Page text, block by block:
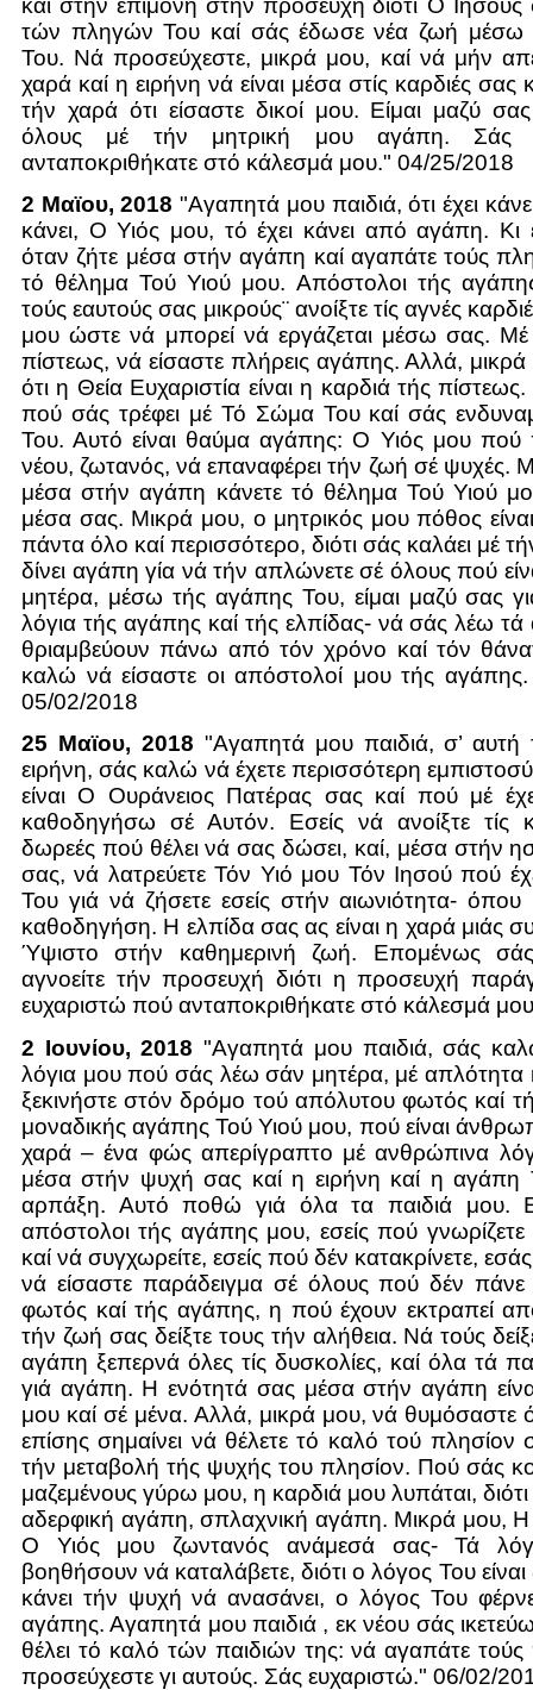
τών πληγών Του καί σάς έδωσε νέα ζωή μέσω
Του. Νά προσεύχεστε, μικρά μου, καί νά μήν
χαρά καί η ειρήνη νά είναι μέσα στίς καρδιές
τήν χαρά ότι είσαστε δικοί μου. Είμαι μαζύ
όλους μέ τήν μητρική μου αγάπη. Σάς
ανταποκριθήκατε στό κάλεσμά μου." 04/25/2018
2 Μαϊου, 2018 "Αγαπητά μου παιδιά, ότι έχει
κάνει, Ο Υιός μου, τό έχει κάνει από αγάπη. Κι
όταν ζήτε μέσα στήν αγάπη καί αγαπάτε τούς
τό θέλημα Τού Υιού μου. Απόστολοι τής
τούς εαυτούς σας μικρούς¨ ανοίξτε τίς αγνές
μου ώστε νά μπορεί νά εργάζεται μέσω σας. Μέ
πίστεως, νά είσαστε πλήρεις αγάπης. Αλλά,
ότι η Θεία Ευχαριστία είναι η καρδιά τής
πού σάς τρέφει μέ Τό Σώμα Του καί σάς
Του. Αυτό είναι θαύμα αγάπης: Ο Υιός μου πού
νέου, ζωτανός, νά επαναφέρει τήν ζωή σέ ψυχές.
μέσα στήν αγάπη κάνετε τό θέλημα Τού Υιού
μέσα σας. Μικρά μου, ο μητρικός μου πόθος
πάντα όλο καί περισσότερο, διότι σάς καλάει μέ
δίνει αγάπη γία νά τήν απλώνετε σέ όλους πού
μητέρα, μέσω τής αγάπης Του, είμαι μαζύ σας
λόγια τής αγάπης καί τής ελπίδας- νά σάς λέω τά
θριαμβεύουν πάνω από τόν χρόνο καί τόν
καλώ νά είσαστε οι απόστολοί μου τής
05/02/2018
25 Μαϊου, 2018 "Αγαπητά μου παιδιά, σ’ αυτή
ειρήνη, σάς καλώ νά έχετε περισσότερη
είναι Ο Ουράνειος Πατέρας σας καί πού μέ
καθοδηγήσω σέ Αυτόν. Εσείς νά ανοίξτε τίς
δωρεές πού θέλει νά σας δώσει, καί, μέσα στήν
σας, νά λατρεύετε Τόν Υιό μου Τόν Ιησού πού
Του γιά νά ζήσετε εσείς στήν αιωνιότητα- όπου
καθοδηγήση. Η ελπίδα σας ας είναι η χαρά μιάς
Ύψιστο στήν καθημερινή ζωή. Επομένως
αγνοείτε τήν προσευχή διότι η προσευχή
ευχαριστώ πού ανταποκριθήκατε στό κάλεσμά
2 Ιουνίου, 2018 "Αγαπητά μου παιδιά, σάς
λόγια μου πού σάς λέω σάν μητέρα, μέ απλότητα
ξεκινήστε στόν δρόμο τού απόλυτου φωτός καί
μοναδικής αγάπης Τού Υιού μου, πού είναι
χαρά – ένα φώς απερίγραπτο μέ ανθρώπινα
μέσα στήν ψυχή σας καί η ειρήνη καί η αγάπη
αρπάξη. Αυτό ποθώ γιά όλα τα παιδιά μου.
απόστολοι τής αγάπης μου, εσείς πού
καί νά συγχωρείτε, εσείς πού δέν κατακρίνετε,
νά είσαστε παράδειγμα σέ όλους πού δέν
φωτός καί τής αγάπης, η πού έχουν εκτραπεί
τήν ζωή σας δείξτε τους τήν αλήθεια. Νά τούς
αγάπη ξεπερνά όλες τίς δυσκολίες, καί όλα τά
γιά αγάπη. Η ενότητά σας μέσα στήν αγάπη
μου καί σέ μένα. Αλλά, μικρά μου, νά θυμόσαστε
επίσης σημαίνει νά θέλετε τό καλό τού πλησίον
τήν μεταβολή τής ψυχής του πλησίον. Πού σάς
μαζεμένους γύρω μου, η καρδιά μου λυπάται,
αδερφική αγάπη, σπλαχνική αγάπη. Μικρά μου, Η
Ο Υιός μου ζωντανός ανάμεσά σας- Τά
βοηθήσουν νά καταλάβετε, διότι ο λόγος Του
κάνει τήν ψυχή νά ανασάνει, ο λόγος Του
αγάπης. Αγαπητά μου παιδιά , εκ νέου σάς
θέλει τό καλό τών παιδιών της: νά αγαπάτε τούς
προσεύχεστε γι αυτούς. Σάς ευχαριστώ." 06/02/